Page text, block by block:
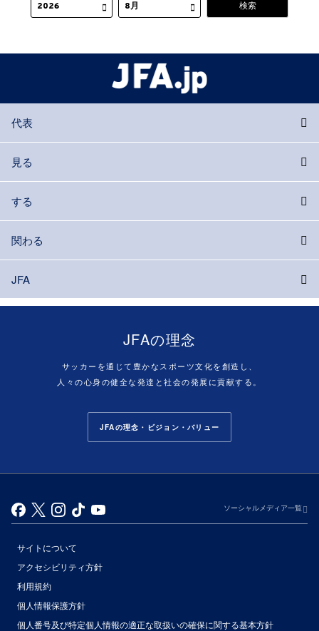
代表
見る
する
関わる
JFA
JFAの理念
サッカーを通じて豊かなスポーツ文化を創造し、
人々の心身の健全な発達と社会の発展に貢献する。
JFAの理念・ビジョン・バリュー
ソーシャルメディア一覧
サイトについて
アクセシビリティ方針
利用規約
個人情報保護方針
個人番号及び特定個人情報の適正な取扱いの確保に関する基本方針